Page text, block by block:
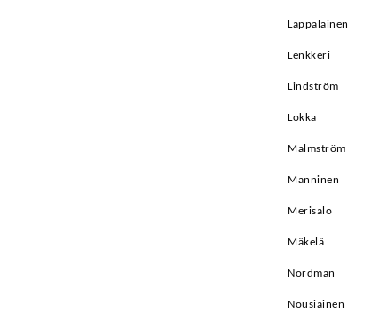
Lappalainen
Lenkkeri
Lindström
Lokka
Malmström
Manninen
Merisalo
Mäkelä
Nordman
Nousiainen